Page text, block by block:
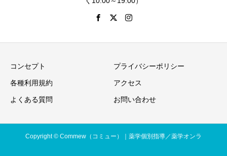
コンセプト プライバシーポリシー
各種利用規約 アクセス
よくある質問 お問い合わせ
Copyright © Commew（コミュー）｜薬学個別指導／薬学オンラ